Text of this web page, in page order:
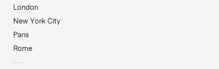
London
New York City
Paris
Rome